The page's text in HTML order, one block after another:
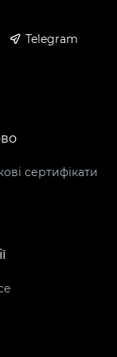
Telegram
сертифікати